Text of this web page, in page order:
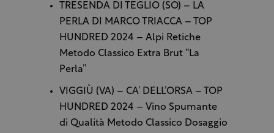
TRESENDA DI TEGLIO (SO) – LA
PERLA DI MARCO TRIACCA – TOP
HUNDRED 2024 – Alpi Retiche
Metodo Classico Extra Brut “La
Perla”
VIGGIÙ (VA) – CA’ DELL’ORSA – TOP
HUNDRED 2024 – Vino Spumante
di Qualità Metodo Classico Dosaggio